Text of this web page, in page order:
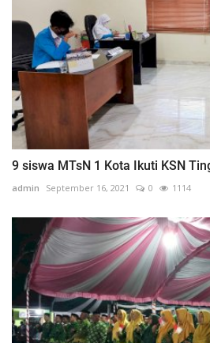
9 siswa MTsN 1 Kota Ikuti KSN
admin September 16, 2021 0 1114